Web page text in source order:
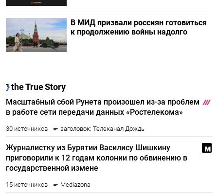
В МИД призвали россиян готовиться
к продолжению войны надолго